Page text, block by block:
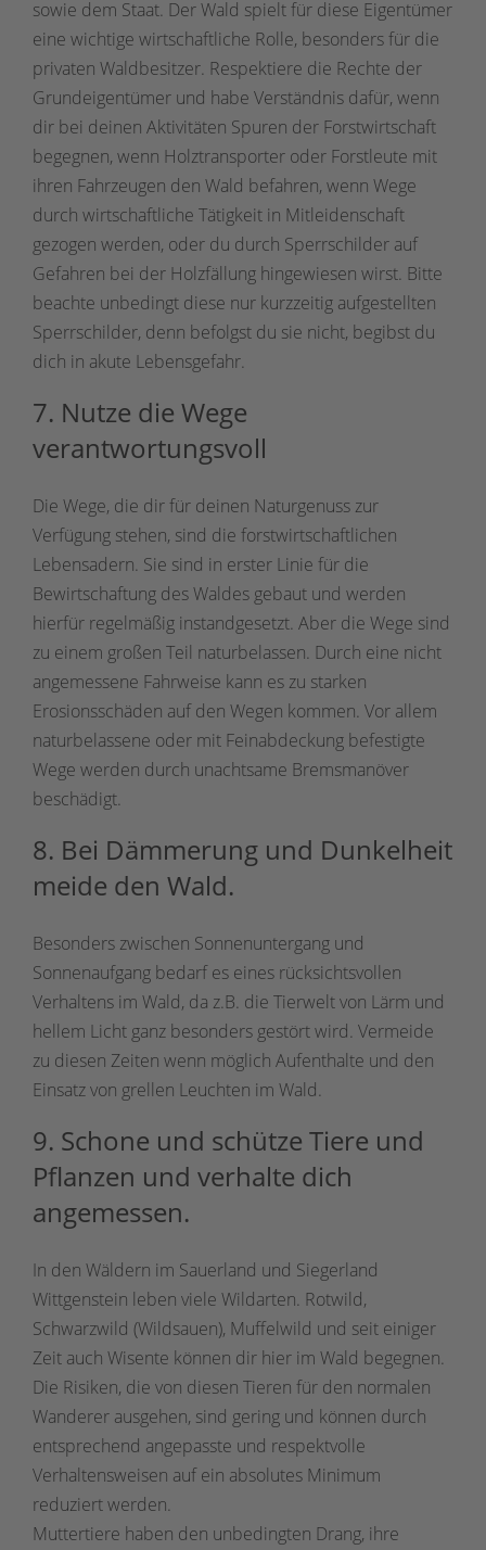
sowie dem Staat. Der Wald spielt für diese Eigentümer
eine wichtige wirtschaftliche Rolle, besonders für die
privaten Waldbesitzer. Respektiere die Rechte der
Grundeigentümer und habe Verständnis dafür, wenn
dir bei deinen Aktivitäten Spuren der Forstwirtschaft
begegnen, wenn Holztransporter oder Forstleute mit
ihren Fahrzeugen den Wald befahren, wenn Wege
durch wirtschaftliche Tätigkeit in Mitleidenschaft
gezogen werden, oder du durch Sperrschilder auf
Gefahren bei der Holzfällung hingewiesen wirst. Bitte
beachte unbedingt diese nur kurzzeitig aufgestellten
Sperrschilder, denn befolgst du sie nicht, begibst du
dich in akute Lebensgefahr.
7. Nutze die Wege
verantwortungsvoll
Die Wege, die dir für deinen Naturgenuss zur
Verfügung stehen, sind die forstwirtschaftlichen
Lebensadern. Sie sind in erster Linie für die
Bewirtschaftung des Waldes gebaut und werden
hierfür regelmäßig instandgesetzt. Aber die Wege sind
zu einem großen Teil naturbelassen. Durch eine nicht
angemessene Fahrweise kann es zu starken
Erosionsschäden auf den Wegen kommen. Vor allem
naturbelassene oder mit Feinabdeckung befestigte
Wege werden durch unachtsame Bremsmanöver
beschädigt.
8. Bei Dämmerung und Dunkelheit
meide den Wald.
Besonders zwischen Sonnenuntergang und
Sonnenaufgang bedarf es eines rücksichtsvollen
Verhaltens im Wald, da z.B. die Tierwelt von Lärm und
hellem Licht ganz besonders gestört wird. Vermeide
zu diesen Zeiten wenn möglich Aufenthalte und den
Einsatz von grellen Leuchten im Wald.
9. Schone und schütze Tiere und
Pflanzen und verhalte dich
angemessen.
In den Wäldern im Sauerland und Siegerland
Wittgenstein leben viele Wildarten. Rotwild,
Schwarzwild (Wildsauen), Muffelwild und seit einiger
Zeit auch Wisente können dir hier im Wald begegnen.
Die Risiken, die von diesen Tieren für den normalen
Wanderer ausgehen, sind gering und können durch
entsprechend angepasste und respektvolle
Verhaltensweisen auf ein absolutes Minimum
reduziert werden.
Muttertiere haben den unbedingten Drang, ihre